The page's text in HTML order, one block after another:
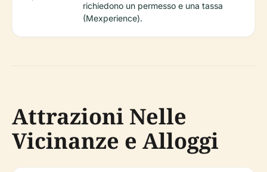
richiedono un permesso e una tassa
(Mexperience).
Attrazioni Nelle
Vicinanze e Alloggi